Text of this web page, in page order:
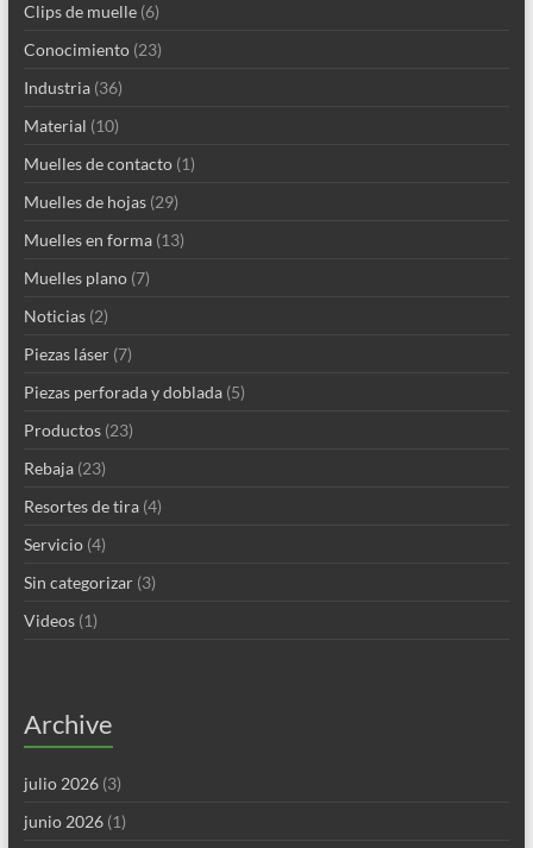
Clips de muelle(6)
Conocimiento(23)
Industria(36)
Material (10)
Muelles de contacto(1)
Muelles de hojas(29)
Muelles en forma(13)
Muelles plano(7)
Noticias(2)
Piezas láser(7)
Piezas perforada y doblada(5)
Productos(23)
Rebaja(23)
Resortes de tira(4)
Servicio(4)
Sin categorizar(3)
Videos(1)
Archive
julio 2026(3)
junio 2026(1)